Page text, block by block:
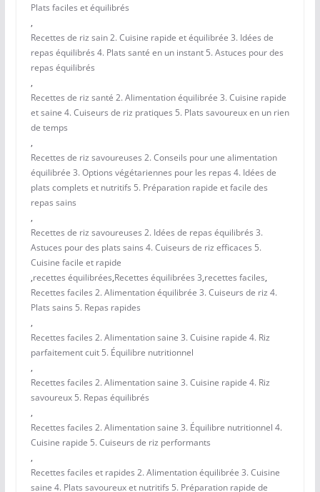
Plats faciles et équilibrés
,
Recettes de riz sain 2. Cuisine rapide et équilibrée 3. Idées de
repas équilibrés 4. Plats santé en un instant 5. Astuces pour des
repas équilibrés
,
Recettes de riz santé 2. Alimentation équilibrée 3. Cuisine rapide
et saine 4. Cuiseurs de riz pratiques 5. Plats savoureux en un rien
de temps
,
Recettes de riz savoureuses 2. Conseils pour une alimentation
équilibrée 3. Options végétariennes pour les repas 4. Idées de
plats complets et nutritifs 5. Préparation rapide et facile des
repas sains
,
Recettes de riz savoureuses 2. Idées de repas équilibrés 3.
Astuces pour des plats sains 4. Cuiseurs de riz efficaces 5.
Cuisine facile et rapide
,recettes équilibrées,Recettes équilibrées 3,recettes faciles,
Recettes faciles 2. Alimentation équilibrée 3. Cuiseurs de riz 4.
Plats sains 5. Repas rapides
,
Recettes faciles 2. Alimentation saine 3. Cuisine rapide 4. Riz
parfaitement cuit 5. Équilibre nutritionnel
,
Recettes faciles 2. Alimentation saine 3. Cuisine rapide 4. Riz
savoureux 5. Repas équilibrés
,
Recettes faciles 2. Alimentation saine 3. Équilibre nutritionnel 4.
Cuisine rapide 5. Cuiseurs de riz performants
,
Recettes faciles et rapides 2. Alimentation équilibrée 3. Cuisine
saine 4. Plats savoureux et nutritifs 5. Préparation rapide de